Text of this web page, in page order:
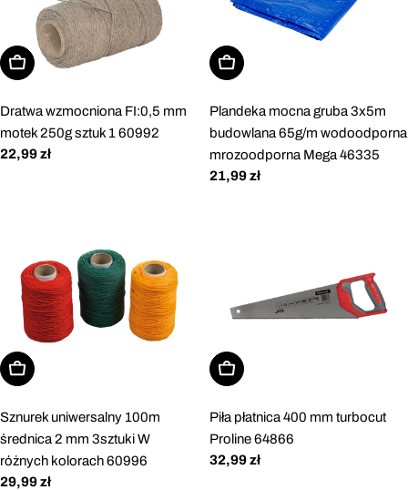
Dodaj do koszyka
Dratwa wzmocniona FI:0,5 mm
motek 250g sztuk 1 60992
Cena
22,99 zł
Dodaj do koszyka
Plandeka mocna gruba 3x5m
budowlana 65g/m wodoodporna
mrozoodporna Mega 46335
Cena
21,99 zł
Dodaj do koszyka
Sznurek uniwersalny 100m
średnica 2 mm 3sztuki W
różnych kolorach 60996
Cena
29,99 zł
Dodaj do koszyka
Piła płatnica 400 mm turbocut
Proline 64866
Cena
32,99 zł